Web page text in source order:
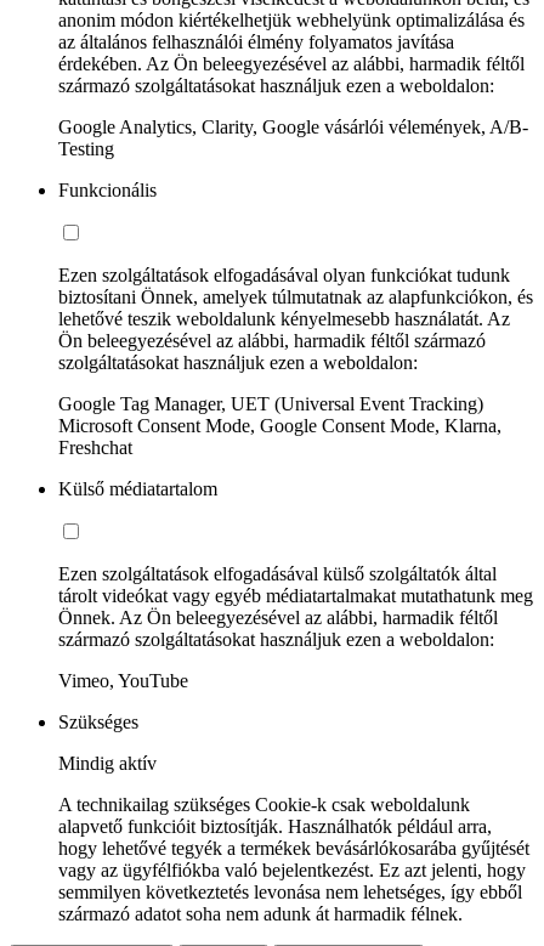
anonim módon kiértékelhetjük webhelyünk optimalizálása és
az általános felhasználói élmény folyamatos javítása
érdekében. Az Ön beleegyezésével az alábbi, harmadik féltől
származó szolgáltatásokat használjuk ezen a weboldalon:
Google Analytics, Clarity, Google vásárlói vélemények, A/B-
Testing
Funkcionális
Ezen szolgáltatások elfogadásával olyan funkciókat tudunk
biztosítani Önnek, amelyek túlmutatnak az alapfunkciókon, és
lehetővé teszik weboldalunk kényelmesebb használatát. Az
Ön beleegyezésével az alábbi, harmadik féltől származó
szolgáltatásokat használjuk ezen a weboldalon:
Google Tag Manager, UET (Universal Event Tracking)
Microsoft Consent Mode, Google Consent Mode, Klarna,
Freshchat
Külső médiatartalom
Ezen szolgáltatások elfogadásával külső szolgáltatók által
tárolt videókat vagy egyéb médiatartalmakat mutathatunk meg
Önnek. Az Ön beleegyezésével az alábbi, harmadik féltől
származó szolgáltatásokat használjuk ezen a weboldalon:
Vimeo, YouTube
Szükséges
Mindig aktív
A technikailag szükséges Cookie-k csak weboldalunk
alapvető funkcióit biztosítják. Használhatók például arra,
hogy lehetővé tegyék a termékek bevásárlókosarába gyűjtését
vagy az ügyfélfiókba való bejelentkezést. Ez azt jelenti, hogy
semmilyen következtetés levonása nem lehetséges, így ebből
származó adatot soha nem adunk át harmadik félnek.